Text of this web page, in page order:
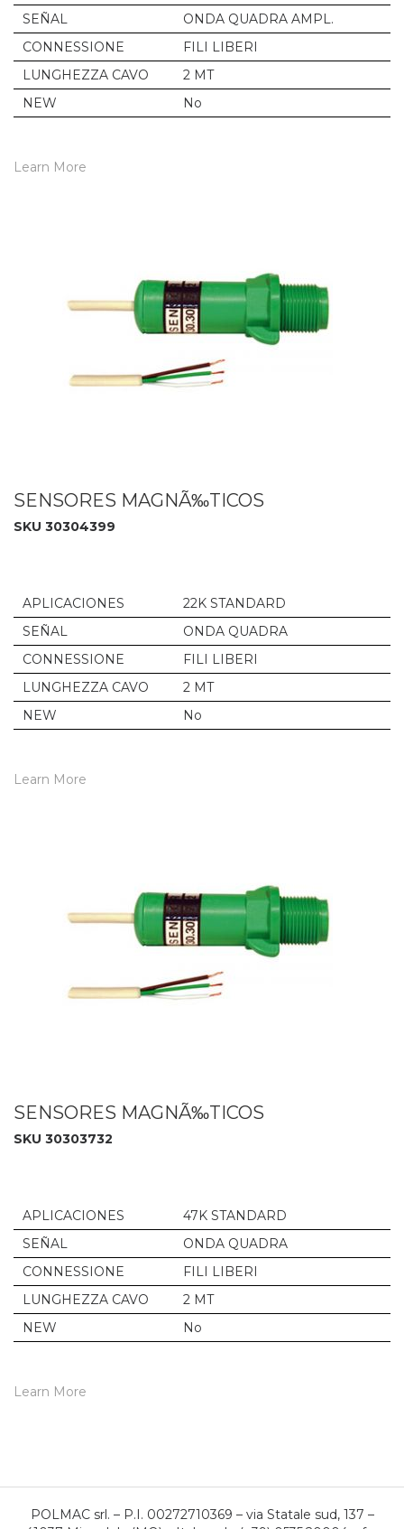
SEÑAL
ONDA QUADRA AMPL.
CONNESSIONE
FILI LIBERI
LUNGHEZZA CAVO
2 MT
NEW
No
Learn More
SENSORES MAGNÃ‰TICOS
SKU 30304399
APLICACIONES
22K STANDARD
SEÑAL
ONDA QUADRA
CONNESSIONE
FILI LIBERI
LUNGHEZZA CAVO
2 MT
NEW
No
Learn More
SENSORES MAGNÃ‰TICOS
SKU 30303732
APLICACIONES
47K STANDARD
SEÑAL
ONDA QUADRA
CONNESSIONE
FILI LIBERI
LUNGHEZZA CAVO
2 MT
NEW
No
Learn More
POLMAC srl. – P.I. 00272710369 – via Statale sud, 137 –